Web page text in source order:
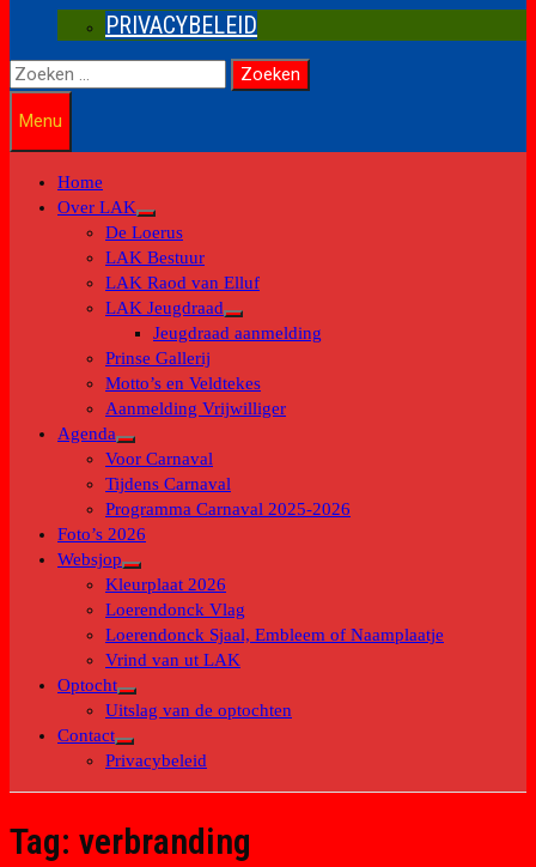
PRIVACYBELEID
Zoeken
naar:
Menu
Home
Over LAK
Toon
submenu
De Loerus
LAK Bestuur
LAK Raod van Elluf
LAK Jeugdraad
Toon
Jeugdraad aanmelding
Prinse Gallerij
Motto’s en Veldtekes
Aanmelding Vrijwilliger
Agenda
Toon
submenu
Voor Carnaval
Tijdens Carnaval
Programma Carnaval 2025-2026
Foto’s 2026
Websjop
Toon
submenu
Kleurplaat 2026
Loerendonck Vlag
Loerendonck Sjaal, Embleem of Naamplaatje
Vrind van ut LAK
Optocht
Toon
submenu
Uitslag van de optochten
Contact
Toon
submenu
Privacybeleid
Tag: verbranding